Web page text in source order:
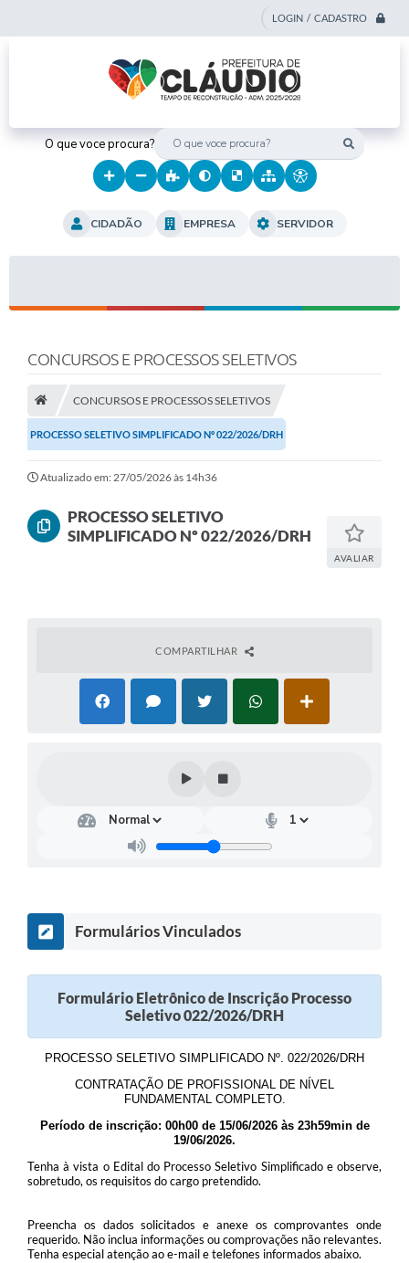
LOGIN / CADASTRO
O que voce procura?
CIDADÃO EMPRESA SERVIDOR
CONCURSOS E PROCESSOS SELETIVOS
CONCURSOS E PROCESSOS SELETIVOS
PROCESSO SELETIVO SIMPLIFICADO Nº 022/2026/DRH
Atualizado em: 27/05/2026 às 14h36
PROCESSO SELETIVO
SIMPLIFICADO Nº 022/2026/DRH
AVALIAR
COMPARTILHAR
Formulários Vinculados
Formulário Eletrônico de Inscrição Processo
Seletivo 022/2026/DRH
PROCESSO SELETIVO SIMPLIFICADO Nº. 022/2026/DRH
CONTRATAÇÃO DE PROFISSIONAL DE NÍVEL
FUNDAMENTAL COMPLETO.
Período de inscrição: 00h00 de 15/06/2026 às 23h59min de
19/06/2026.
Tenha à vista o Edital do Processo Seletivo Simplificado e observe,
sobretudo, os requisitos do cargo pretendido.
Preencha os dados solicitados e anexe os comprovantes onde
requerido. Não inclua informações ou comprovações não relevantes.
Tenha especial atenção ao e-mail e telefones informados abaixo.